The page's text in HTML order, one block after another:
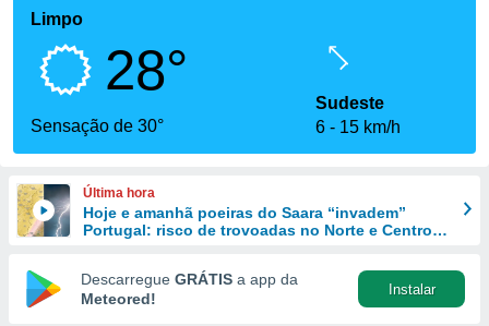
foi
fornecidas
a este
das
e
forma
digital
Limpo
28°
Sensação de 30°
Sudeste
6
15 km/h
Última hora
Hoje e amanhã poeiras do Saara “invadem”
Portugal: risco de trovoadas no Norte e Centro
Descarregue GRÁTIS a app da
Meteored!
Instalar